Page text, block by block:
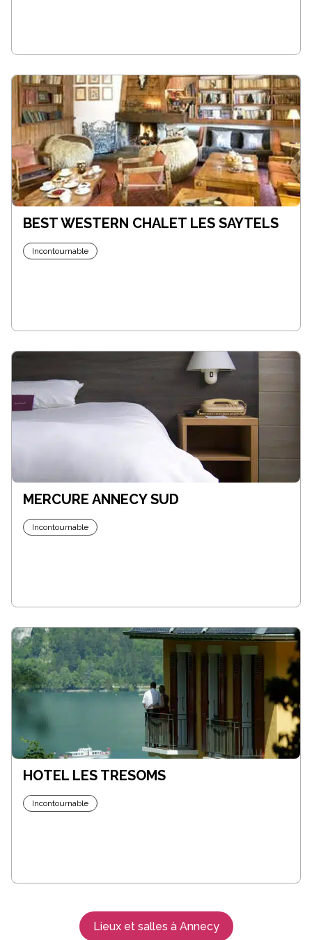
BEST WESTERN CHALET LES SAYTELS
Incontournable
MERCURE ANNECY SUD
Incontournable
HOTEL LES TRESOMS
Incontournable
Lieux et salles à Annecy